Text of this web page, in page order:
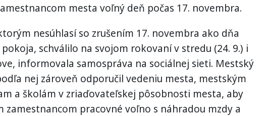
mesta voľný deň počas 17. novembra.
nesúhlasí so zrušením 17. novembra ako dňa
schválilo na svojom rokovaní v stredu (24. 9.) i
informovala samospráva na sociálnej sieti. Mestský
nej zároveň odporučil vedeniu mesta, mestským
a školám v zriaďovateľskej pôsobnosti mesta, aby
zamestnancom pracovné voľno s náhradou mzdy a